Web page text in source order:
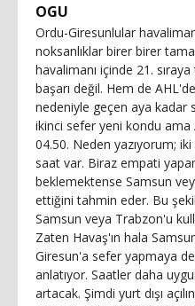
OGU
Ordu-Giresunlular
noksanlıklar birer birer
havalimanı içinde 21.
başarı değil. Hem de
nedeniyle geçen aya kadar
ikinci sefer yeni kondu ama
04.50. Neden yazıyorum;
saat var. Biraz empati
beklemektense Samsun
ettiğini tahmin eder. Bu
Samsun veya Trabzon'u
Zaten Havaş'ın hala
Giresun'a sefer yapmaya
anlatıyor. Saatler daha
artacak. Şimdi yurt dışı